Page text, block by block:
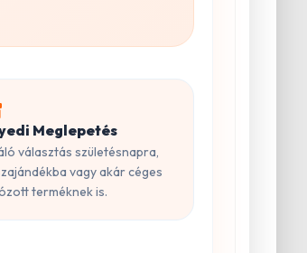
Meglepetés
választás születésnapra,
vagy akár céges
terméknek is.